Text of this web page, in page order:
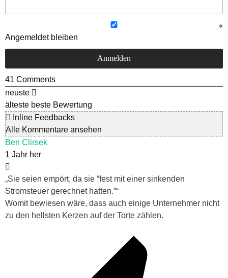
Angemeldet bleiben
41 Comments
neuste
älteste beste Bewertung
Inline Feedbacks
Alle Kommentare ansehen
Ben Clirsek
1 Jahr her
„Sie seien empört, da sie “fest mit einer sinkenden
Stromsteuer gerechnet hatten.”“
Womit bewiesen wäre, dass auch einige Unternehmer nicht
zu den hellsten Kerzen auf der Torte zählen.